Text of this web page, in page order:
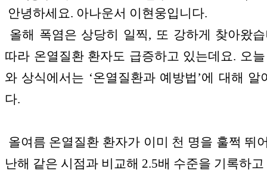
안녕하세요. 아나운서 이현웅입니다.
올해 폭염은 상당히 일찍, 또 강하게 찾아왔
따라 온열질환 환자도 급증하고 있는데요. 오
와 상식에서는 ‘온열질환과 예방법’에 대해 알
다.
올여름 온열질환 환자가 이미 천 명을 훌쩍 뛰
난해 같은 시점과 비교해 2.5배 수준을 기록하